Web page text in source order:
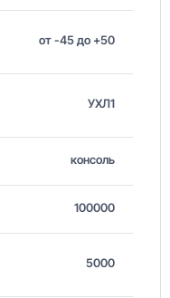
от -45 до +50
УХЛ1
консоль
100000
5000